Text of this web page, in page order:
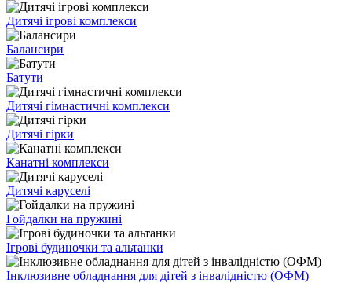
Дитячі ігрові комплекси
Балансири
Батути
Дитячі гімнастичні комплекси
Дитячі гірки
Канатні комплекси
Дитячі каруселі
Гойдалки на пружині
Ігрові будиночки та альтанки
Інклюзивне обладнання для дітей з інвалідністю (ОФМ)